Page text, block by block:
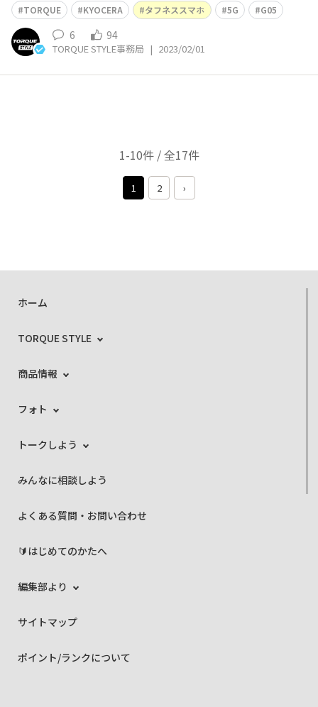
TORQUE KYOCERA タフネススマホ 5G G05
6 94
TORQUE STYLE事務局 | 2023/02/01
1-10件 / 全17件
1 2 ›
ホーム
TORQUE STYLE
商品情報
フォト
トークしよう
みんなに相談しよう
よくある質問・お問い合わせ
🔰はじめてのかたへ
編集部より
サイトマップ
ポイント/ランクについて